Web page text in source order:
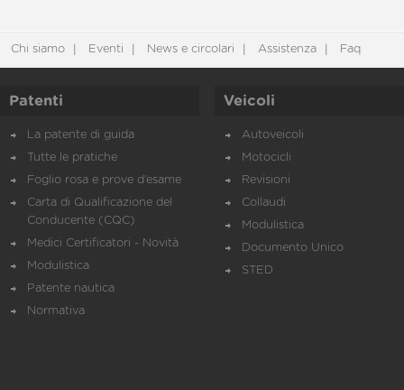
Chi siamo Eventi News e circolari Assistenza Faq
Patenti
La patente di guida
Tutte le pratiche
Foglio rosa e prove d’esame
Carta di Qualificazione del
Conducente (CQC)
Medici Certificatori - Novità
Modulistica
Patente nautica
Normativa
Veicoli
Autoveicoli
Motocicli
Revisioni
Collaudi
Modulistica
Documento Unico
STED